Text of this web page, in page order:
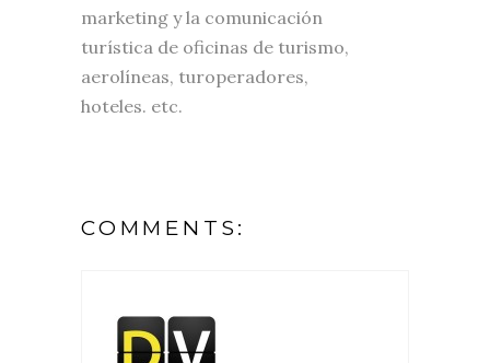
marketing y la comunicación
turística de oficinas de turismo,
aerolíneas, turoperadores,
hoteles. etc.
COMMENTS: